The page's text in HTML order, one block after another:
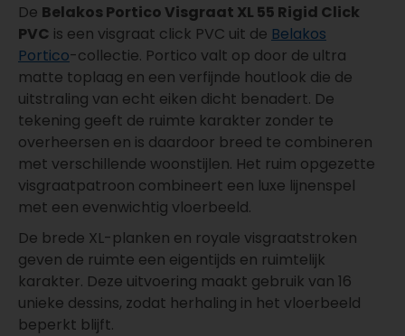
De Belakos Portico Visgraat XL 55 Rigid Click
PVC is een visgraat click PVC uit de Belakos
Portico-collectie. Portico valt op door de ultra
matte toplaag en een verfijnde houtlook die de
uitstraling van echt eiken dicht benadert. De
tekening geeft de ruimte karakter zonder te
overheersen en is daardoor breed te combineren
met verschillende woonstijlen. Het ruim opgezette
visgraatpatroon combineert een luxe lijnenspel
met een evenwichtig vloerbeeld.
De brede XL-planken en royale visgraatstroken
geven de ruimte een eigentijds en ruimtelijk
karakter. Deze uitvoering maakt gebruik van 16
unieke dessins, zodat herhaling in het vloerbeeld
beperkt blijft.